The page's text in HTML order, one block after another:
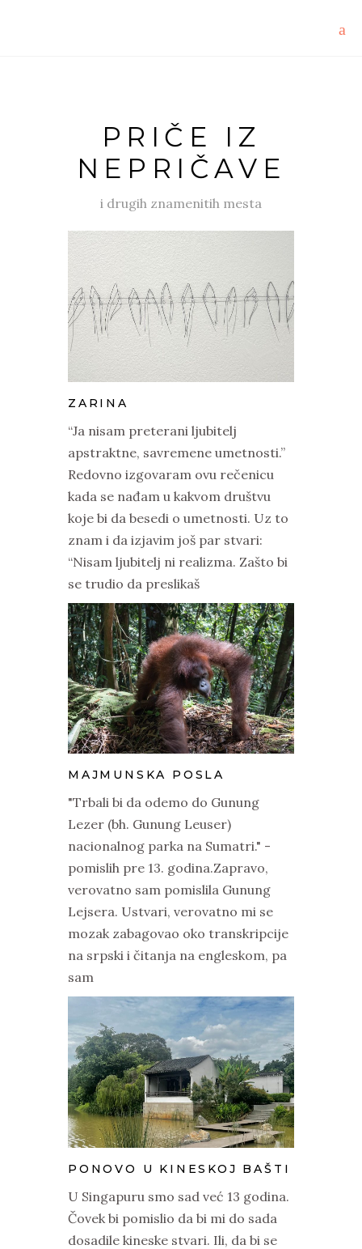
PRIČE IZ
NEPRIČAVE
i drugih znamenitih mesta
ZARINA
“Ja nisam preterani ljubitelj
apstraktne, savremene umetnosti.”
Redovno izgovaram ovu rečenicu
kada se nađam u kakvom društvu
koje bi da besedi o umetnosti. Uz to
znam i da izjavim još par stvari:
“Nisam ljubitelj ni realizma. Zašto bi
se trudio da preslikaš
MAJMUNSKA POSLA
"Trbali bi da odemo do Gunung
Lezer (bh. Gunung Leuser)
nacionalnog parka na Sumatri." -
pomislih pre 13. godina.Zapravo,
verovatno sam pomislila Gunung
Lejsera. Ustvari, verovatno mi se
mozak zabagovao oko transkripcije
na srpski i čitanja na engleskom, pa
sam
PONOVO U KINESKOJ BAŠTI
U Singapuru smo sad već 13 godina.
Čovek bi pomislio da bi mi do sada
dosadile kineske stvari. Ili, da bi se